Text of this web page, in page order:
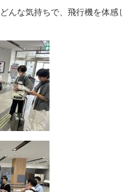
んな気持ちで、飛行機を体感